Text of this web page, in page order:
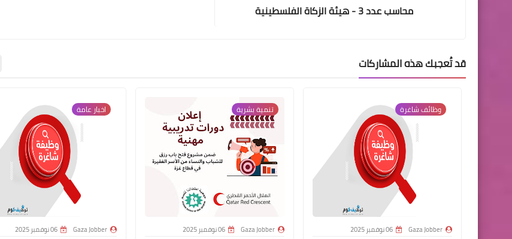
محاسب عدد 3 - هيئة الزكاة الفلسطينية
قد تُعجبك هذه المشاركات
وظائف شاغرة
Gaza Jobber 06 نوفمبر 2025
تنمية بشرية
Gaza Jobber 06 نوفمبر 2025
اخبار عامة
Gaza Jobber 06 نوفمبر 2025